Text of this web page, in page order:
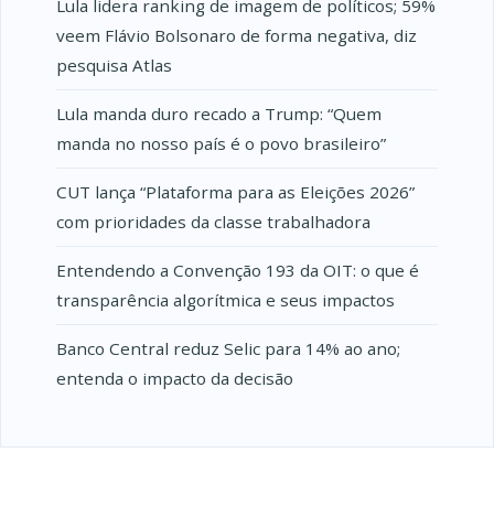
Lula lidera ranking de imagem de políticos; 59%
veem Flávio Bolsonaro de forma negativa, diz
pesquisa Atlas
Lula manda duro recado a Trump: “Quem
manda no nosso país é o povo brasileiro”
CUT lança “Plataforma para as Eleições 2026”
com prioridades da classe trabalhadora
Entendendo a Convenção 193 da OIT: o que é
transparência algorítmica e seus impactos
Banco Central reduz Selic para 14% ao ano;
entenda o impacto da decisão